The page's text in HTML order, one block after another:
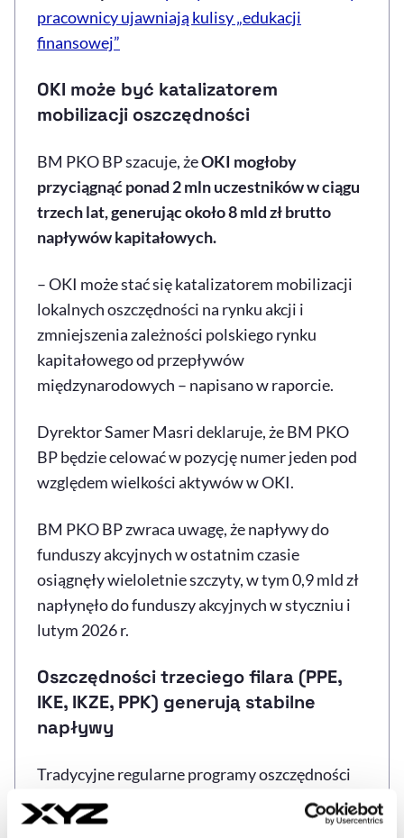
pracownicy ujawniają kulisy „edukacji
finansowej”
OKI może być katalizatorem
mobilizacji oszczędności
BM PKO BP szacuje, żeOKI mogłoby
przyciągnąć ponad 2 mln uczestników w ciągu
trzech lat, generując około 8 mld zł brutto
napływów kapitałowych.
– OKI może stać się katalizatorem mobilizacji
lokalnych oszczędności na rynku akcji i
zmniejszenia zależności polskiego rynku
kapitałowego od przepływów
międzynarodowych – napisano w raporcie.
Dyrektor Samer Masri deklaruje, że BM PKO
BP będzie celować w pozycję numer jeden pod
względem wielkości aktywów w OKI.
BM PKO BP zwraca uwagę, że napływy do
funduszy akcyjnych w ostatnim czasie
osiągnęły wieloletnie szczyty, w tym 0,9 mld zł
napłynęło do funduszy akcyjnych w styczniu i
lutym 2026 r.
Oszczędności trzeciego filara (PPE,
IKE, IKZE, PPK) generują stabilne
napływy
Tradycyjne regularne programy oszczędności
trzeciego filara (PPE, IKE, IKZE, PPK) nadal
generują stabilne napływy do akcji. Szacowane